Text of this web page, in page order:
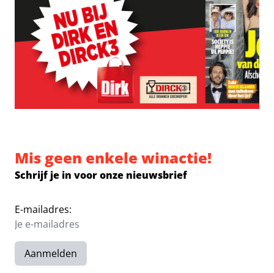
Mis geen enkele winactie!
Schrijf je in voor onze nieuwsbrief
E-mailadres:
Aanmelden